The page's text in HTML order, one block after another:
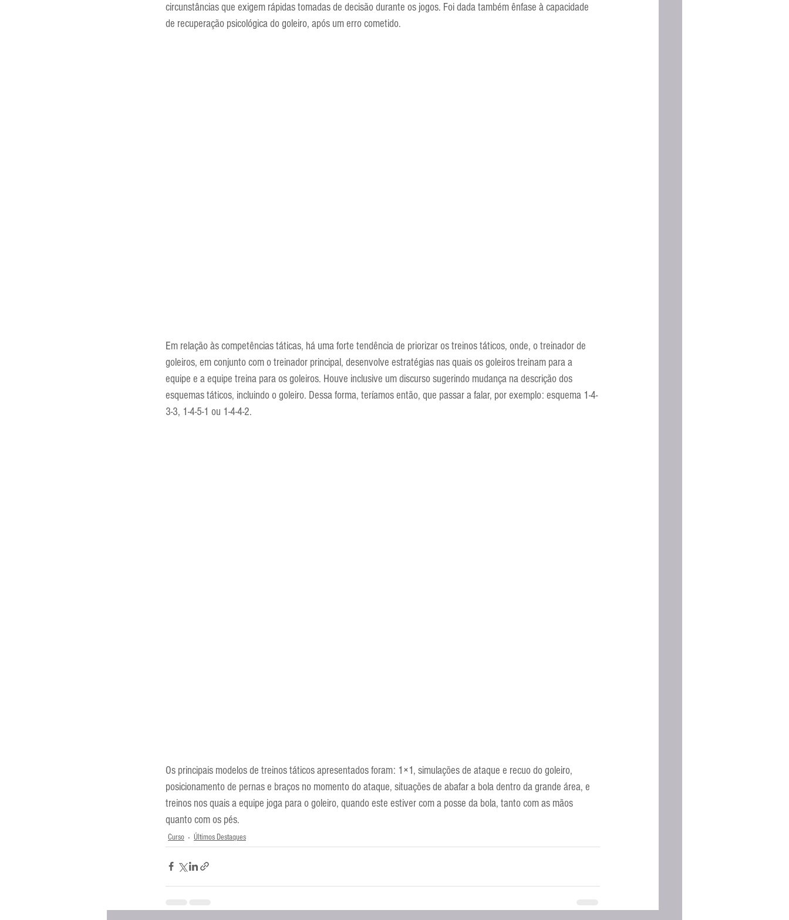
circunstâncias que exigem rápidas tomadas de decisão durante os jogos. Foi dada também ênfase à capacidade
de recuperação psicológica do goleiro, após um erro cometido.
Em relação às competências táticas, há uma forte tendência de priorizar os treinos táticos, onde, o treinador de
goleiros, em conjunto com o treinador principal, desenvolve estratégias nas quais os goleiros treinam para a
equipe e a equipe treina para os goleiros. Houve inclusive um discurso sugerindo mudança na descrição dos
esquemas táticos, incluindo o goleiro. Dessa forma, teríamos então, que passar a falar, por exemplo: esquema 1-4-
3-3, 1-4-5-1 ou 1-4-4-2.
Os principais modelos de treinos táticos apresentados foram: 1×1, simulações de ataque e recuo do goleiro,
posicionamento de pernas e braços no momento do ataque, situações de abafar a bola dentro da grande área, e
treinos nos quais a equipe joga para o goleiro, quando este estiver com a posse da bola, tanto com as mãos
quanto com os pés.
Curso Últimos Destaques